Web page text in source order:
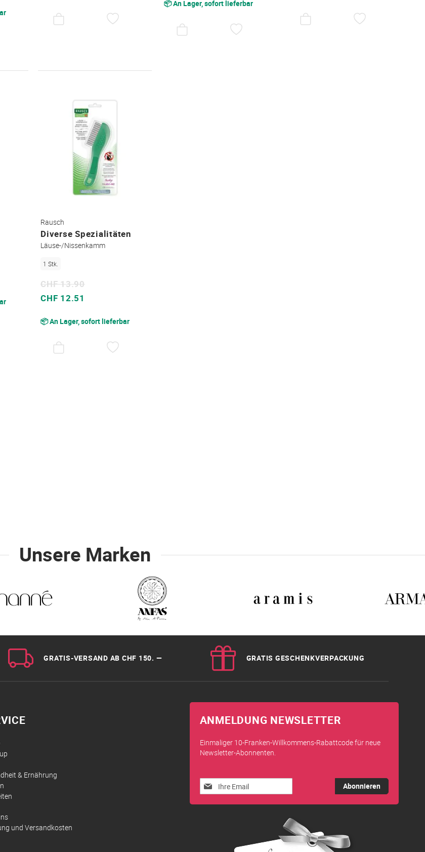
WUNSCHZETTEL
📦 An Lager, sofort lieferbar
WUNSCHZETTEL
Rausch
Diverse Spezialitäten
Läuse-/Nissenkamm
1 Stk.
Sonderpreis
CHF 12.51
CHF 13.90
📦 An Lager, sofort lieferbar
Unsere Marken
GRATIS-VERSAND AB CHF 150. — GRATIS GESCHENKVERPACKUNG
& Ernährung
und Versandkosten
ANMELDUNG NEWSLETTER
Einmaliger 10-Franken-Willkommens-Rabattcode für neue
Newsletter-Abonnenten.
Melden
Sie
sich
Abonnieren